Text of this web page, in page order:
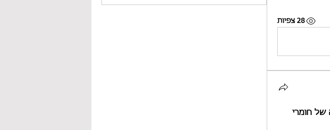
28 צפיות